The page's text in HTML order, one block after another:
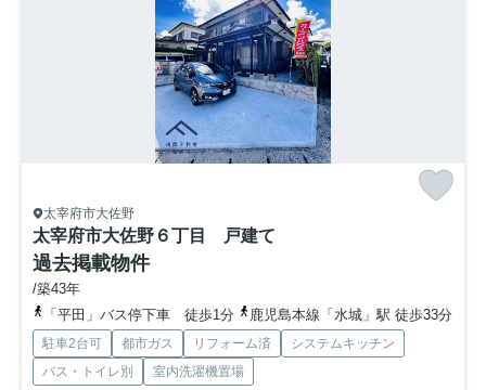
太宰府市大佐野
太宰府市大佐野６丁目 戸建て
過去掲載物件
/築43年
「平田」バス停下車 徒歩1分
鹿児島本線「水城」駅 徒歩33分
駐車2台可 都市ガス リフォーム済
システムキッチン
バス・トイレ別
室内洗濯機置場